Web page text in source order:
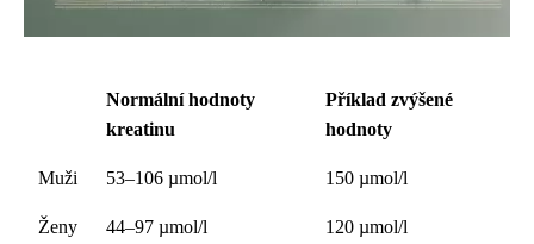
Normální hodnoty
kreatinu
Příklad zvýšené
hodnoty
Muži 53–106 µmol/l 150 µmol/l
Ženy 44–97 µmol/l 120 µmol/l